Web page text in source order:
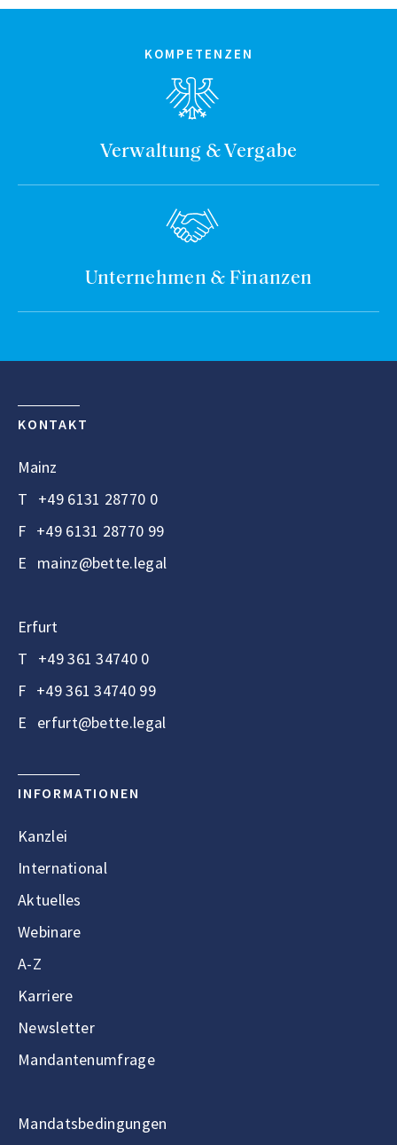
KOMPETENZEN
Verwaltung & Vergabe
Unternehmen & Finanzen
KONTAKT
Mainz
T +49 6131 28770 0
F +49 6131 28770 99
E mainz@bette.legal
Erfurt
T +49 361 34740 0
F +49 361 34740 99
E erfurt@bette.legal
INFORMATIONEN
Kanzlei
International
Aktuelles
Webinare
A-Z
Karriere
Newsletter
Mandantenumfrage
Mandatsbedingungen